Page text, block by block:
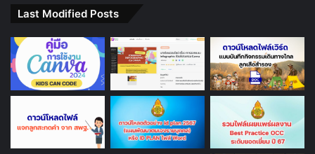
Last Modified Posts